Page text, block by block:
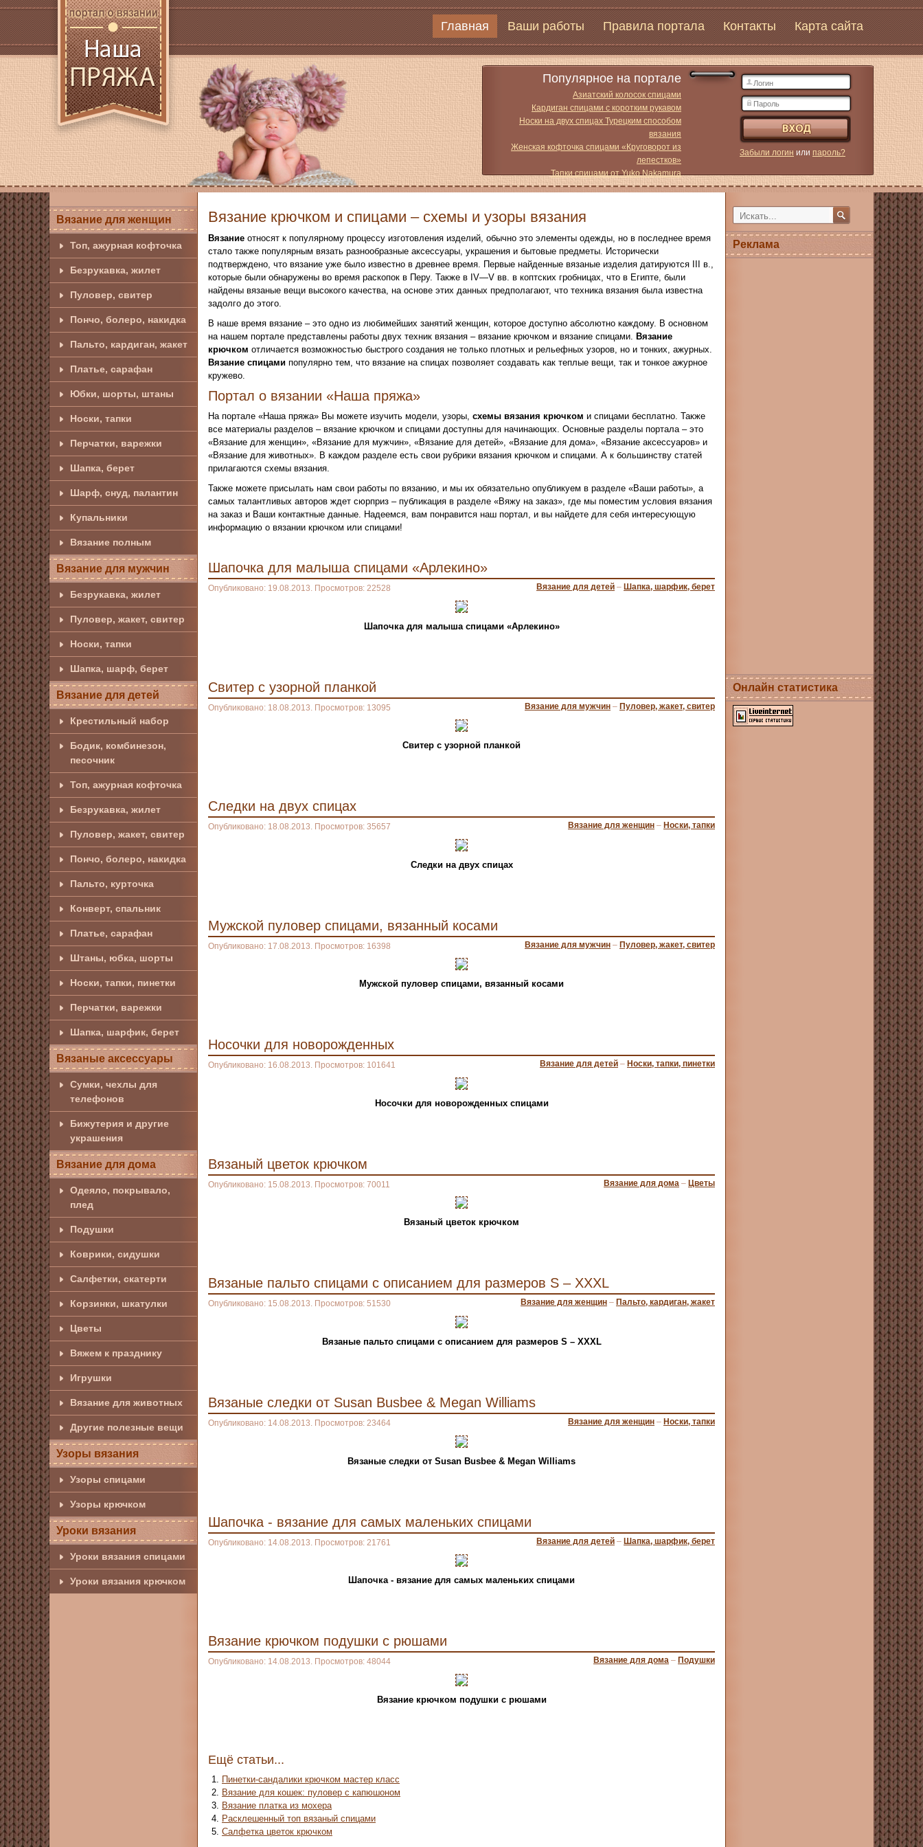
Главная Ваши работы Правила портала Контакты Карта сайта
Популярное на портале
Азиатский колосок спицами
Кардиган спицами с коротким рукавом
Носки на двух спицах Турецким способом
вязания
Женская кофточка спицами «Круговорот из
лепестков»
Тапки спицами от Yuko Nakamura
Забыли логин или пароль?
Вязание для женщин
Топ, ажурная кофточка
Безрукавка, жилет
Пуловер, свитер
Пончо, болеро, накидка
Пальто, кардиган, жакет
Платье, сарафан
Юбки, шорты, штаны
Носки, тапки
Перчатки, варежки
Шапка, берет
Шарф, снуд, палантин
Купальники
Вязание полным
Вязание для мужчин
Безрукавка, жилет
Пуловер, жакет, свитер
Носки, тапки
Шапка, шарф, берет
Вязание для детей
Крестильный набор
Бодик, комбинезон,
песочник
Топ, ажурная кофточка
Безрукавка, жилет
Пуловер, жакет, свитер
Пончо, болеро, накидка
Пальто, курточка
Конверт, спальник
Платье, сарафан
Штаны, юбка, шорты
Носки, тапки, пинетки
Перчатки, варежки
Шапка, шарфик, берет
Вязаные аксессуары
Сумки, чехлы для
телефонов
Бижутерия и другие
украшения
Вязание для дома
Одеяло, покрывало,
плед
Подушки
Коврики, сидушки
Салфетки, скатерти
Корзинки, шкатулки
Цветы
Вяжем к празднику
Игрушки
Вязание для животных
Другие полезные вещи
Узоры вязания
Узоры спицами
Узоры крючком
Уроки вязания
Уроки вязания спицами
Уроки вязания крючком
Вязание крючком и спицами – схемы и узоры вязания
Вязание относят к популярному процессу изготовления изделий, обычно это элементы одежды, но в последнее время
стало также популярным вязать разнообразные аксессуары, украшения и бытовые предметы. Исторически
подтверждено, что вязание уже было известно в древнее время. Первые найденные вязаные изделия датируются III в.,
которые были обнаружены во время раскопок в Перу. Также в IV—V вв. в коптских гробницах, что в Египте, были
найдены вязаные вещи высокого качества, на основе этих данных предполагают, что техника вязания была известна
задолго до этого.
В наше время вязание – это одно из любимейших занятий женщин, которое доступно абсолютно каждому. В основном
на нашем портале представлены работы двух техник вязания – вязание крючком и вязание спицами. Вязание
крючком отличается возможностью быстрого создания не только плотных и рельефных узоров, но и тонких, ажурных.
Вязание спицами популярно тем, что вязание на спицах позволяет создавать как теплые вещи, так и тонкое ажурное
кружево.
Портал о вязании «Наша пряжа»
На портале «Наша пряжа» Вы можете изучить модели, узоры, схемы вязания крючком и спицами бесплатно. Также
все материалы разделов – вязание крючком и спицами доступны для начинающих. Основные разделы портала – это
«Вязание для женщин», «Вязание для мужчин», «Вязание для детей», «Вязание для дома», «Вязание аксессуаров» и
«Вязание для животных». В каждом разделе есть свои рубрики вязания крючком и спицами. А к большинству статей
прилагаются схемы вязания.
Также можете присылать нам свои работы по вязанию, и мы их обязательно опубликуем в разделе «Ваши работы», а
самых талантливых авторов ждет сюрприз – публикация в разделе «Вяжу на заказ», где мы поместим условия вязания
на заказ и Ваши контактные данные. Надеемся, вам понравится наш портал, и вы найдете для себя интересующую
информацию о вязании крючком или спицами!
Шапочка для малыша спицами «Арлекино»
Опубликовано: 19.08.2013. Просмотров: 22528 Вязание для детей – Шапка, шарфик, берет
Шапочка для малыша спицами «Арлекино»
Свитер с узорной планкой
Опубликовано: 18.08.2013. Просмотров: 13095 Вязание для мужчин – Пуловер, жакет, свитер
Свитер с узорной планкой
Следки на двух спицах
Опубликовано: 18.08.2013. Просмотров: 35657 Вязание для женщин – Носки, тапки
Следки на двух спицах
Мужской пуловер спицами, вязанный косами
Опубликовано: 17.08.2013. Просмотров: 16398 Вязание для мужчин – Пуловер, жакет, свитер
Мужской пуловер спицами, вязанный косами
Носочки для новорожденных
Опубликовано: 16.08.2013. Просмотров: 101641 Вязание для детей – Носки, тапки, пинетки
Носочки для новорожденных спицами
Вязаный цветок крючком
Опубликовано: 15.08.2013. Просмотров: 70011 Вязание для дома – Цветы
Вязаный цветок крючком
Вязаные пальто спицами с описанием для размеров S – XXXL
Опубликовано: 15.08.2013. Просмотров: 51530 Вязание для женщин – Пальто, кардиган, жакет
Вязаные пальто спицами с описанием для размеров S – XXXL
Вязаные следки от Susan Busbee & Megan Williams
Опубликовано: 14.08.2013. Просмотров: 23464 Вязание для женщин – Носки, тапки
Вязаные следки от Susan Busbee & Megan Williams
Шапочка - вязание для самых маленьких спицами
Опубликовано: 14.08.2013. Просмотров: 21761 Вязание для детей – Шапка, шарфик, берет
Шапочка - вязание для самых маленьких спицами
Вязание крючком подушки с рюшами
Опубликовано: 14.08.2013. Просмотров: 48044 Вязание для дома – Подушки
Вязание крючком подушки с рюшами
Ещё статьи...
Пинетки-сандалики крючком мастер класс
Вязание для кошек: пуловер с капюшоном
Вязание платка из мохера
Расклешенный топ вязаный спицами
Салфетка цветок крючком
Реклама
Онлайн статистика